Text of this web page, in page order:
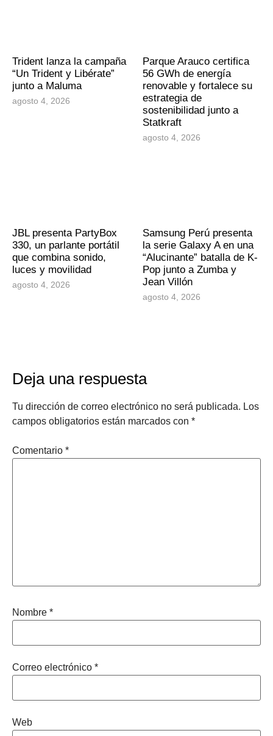
Trident lanza la campaña
“Un Trident y Libérate”
junto a Maluma
agosto 4, 2026
Parque Arauco certifica
56 GWh de energía
renovable y fortalece su
estrategia de
sostenibilidad junto a
Statkraft
agosto 4, 2026
JBL presenta PartyBox
330, un parlante portátil
que combina sonido,
luces y movilidad
agosto 4, 2026
Samsung Perú presenta
la serie Galaxy A en una
“Alucinante” batalla de K-
Pop junto a Zumba y
Jean Villón
agosto 4, 2026
Deja una respuesta
Tu dirección de correo electrónico no será publicada. Los
campos obligatorios están marcados con *
Comentario *
Nombre *
Correo electrónico *
Web